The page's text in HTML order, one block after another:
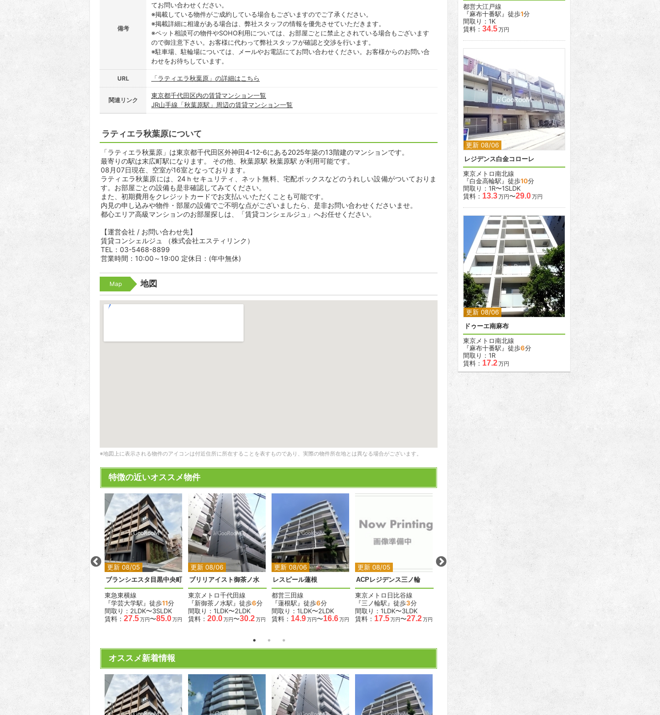
備考
てお問い合わせください。
※掲載している物件がご成約している場合もございますのでご了承ください。
※掲載詳細に相違がある場合は、弊社スタッフの情報を優先させていただきます。
※ペット相談可の物件やSOHO利用については、お部屋ごとに禁止とされている場合もございます
ので御注意下さい。お客様に代わって弊社スタッフが確認と交渉を行います。
※駐車場、駐輪場については、メールやお電話にてお問い合わせください。お客様からのお問い合
わせをお待ちしています。
URL 「ラティエラ秋葉原」の詳細はこちら
関連リンク
東京都千代田区内の賃貸マンション一覧
JR山手線「秋葉原駅」周辺の賃貸マンション一覧
ラティエラ秋葉原について
「ラティエラ秋葉原」は東京都千代田区外神田4-12-6にある2025年築の13階建のマンションです。
最寄りの駅は末広町駅になります。 その他、秋葉原駅 秋葉原駅 が利用可能です。
08月07日現在、空室が16室となっております。
ラティエラ秋葉原には、24ｈセキュリティ、ネット無料、宅配ボックスなどのうれしい設備がついておりま
す。お部屋ごとの設備も是非確認してみてください。
また、初期費用をクレジットカードでお支払いいただくことも可能です。
内見の申し込みや物件・部屋の設備でご不明な点がございましたら、是非お問い合わせくださいませ。
都心エリア高級マンションのお部屋探しは、「賃貸コンシェルジュ」へお任せください。
【運営会社 / お問い合わせ先】
賃貸コンシェルジュ （株式会社エスティリンク）
TEL：03-5468-8899
営業時間：10:00～19:00 定休日：(年中無休)
Map 地図
※地図上に表示される物件のアイコンは付近住所に所在することを表すものであり、実際の物件所在地とは異なる場合がございます。
特徴の近いオススメ物件
更新 08/01
ティサージュ芝公園
『芝公園駅』徒歩
分
間取り：1LDK
賃料：
更新 08/05
2
ブランシエスタ目黒中央町
東急東横線
『学芸大学駅』徒歩11分
間取り：2LDK〜3SLDK
賃料： 27.5万円〜85.0万円
更新 08/06
2
ブリリアイスト御茶ノ水
東京メトロ千代田線
『新御茶ノ水駅』徒歩6分
間取り：1LDK〜2LDK
賃料： 20.0万円〜30.2万円
更新 08/06
2 2
レスピール蓮根
都営三田線
『蓮根駅』徒歩6分
間取り：1LDK〜2LDK
賃料： 14.9万円〜16.6万円
更新 08/05
2
ACPレジデンス三ノ輪
東京メトロ日比谷線
『三ノ輪駅』徒歩3分
間取り：1LDK〜3LDK
賃料： 17.5万円〜27.2万円
更新 08/05
ムーヴァ代々木
小田急小田原線
『南新宿駅』徒歩
分
間取り：1LDK〜2LDK
更新 08/01
2
JR京浜東北線
『大森駅』徒歩
間取り：1DK〜2LDK
万円 〜
更新 08/06
間取り：1DK〜
賃料：
14.0
オススメ新着情報
都営大江戸線
『麻布十番駅』徒歩1分
間取り：1K
賃料： 34.5万円
更新 08/06
2 2
レジデンス白金コローレ
東京メトロ南北線
『白金高輪駅』徒歩10分
間取り：1R〜1SLDK
賃料： 13.3万円〜29.0万円
更新 08/06
2
ドゥーエ南麻布
東京メトロ南北線
『麻布十番駅』徒歩6分
間取り：1R
賃料： 17.2万円